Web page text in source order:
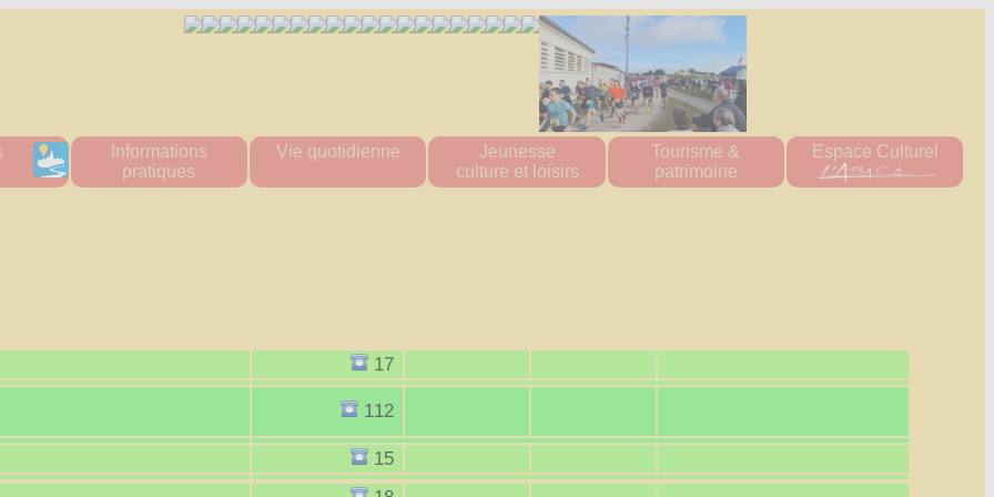
Informations
pratiques
Habitat
Urbanisme
Simulation ventes
Vie quotidienne
Jeunesse
culture et loisirs
"La P'tite Pomme"
Médiathèque
Tourisme &
patrimoine
Espace Culturel
17
112
15